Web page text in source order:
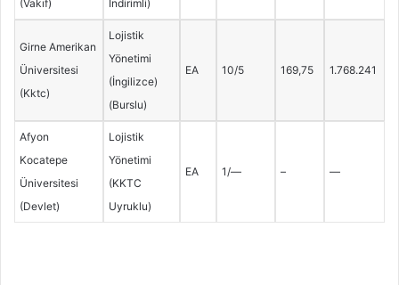
(Vakıf)
İndirimli)
Girne Amerikan
Üniversitesi
(Kktc)
Lojistik
Yönetimi
(İngilizce)
(Burslu)
EA 10/5 169,75 1.768.241
Afyon
Kocatepe
Üniversitesi
(Devlet)
Lojistik
Yönetimi
(KKTC
Uyruklu)
EA 1/— – —